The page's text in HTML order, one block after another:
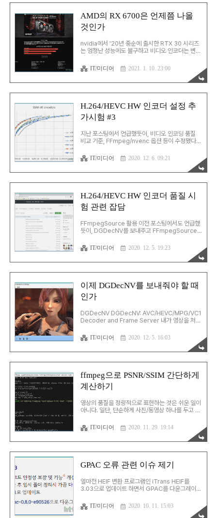
플러그인. MainConcept 사는 SDK, FFmpeg 플
러그인 등등 다양한 방식의 인코더를 판매한다. 가
장 중요한 기능은 QSV나 NVENC를 활용한
SW+HW 하이브리드 인코딩. 이 중 나에게 딱 맞는
단하는 방식은 언제나와 동일하다. 영상 하나를 다
양하게 인코딩해본 뒤 SSIM을 계산해보는 것..
AMD의 RX 6700은 언제쯤 나올
것인가
nvidia에서 '20년 중순에 출시한 RTX 30 시리즈
는 엄청난 성능에도 불구하고 비디오 인코더는 변화
수준이라 구매욕을 자극했지만, NVENC가 동일해
서 구매하지 않았다. 이후 경쟁사인 AMD에서 출시
한 RX 6000 시리즈는 이전 모델에 비해 비디오 인
가한 것 외엔 정보를 찾기 어렵고, MSU의 HW 인
코딩 테스트에선 AMD 제품이 대상에서 빠져있다.
그렇지만, 그간의 행보로 보아 추가적인 향상이 있
을 것으로 기대된다. 하지만, 현재 출시된 RX 6800
등은 너무 비싸서 엄두가 나지 않고 루머가 돌고 있
는 RX 6700을 기다리고 있다. 올해 CES에서 발표
할 것이란 얘기도 있고, 3월 말에..
IT/미디어 2021. 1. 10. 23:00
H.264/HEVC HW 인코더 설정 추
가시험 #3
지난 포스팅에서 언급했듯이, 비디오 인코딩 품질
비교 기준, FFmpeg/nvenc 옵션 등이 수정됐다.
옵션값을 다시 찾아야 했다. 이전 테스트와 같은 소
스에서 테스트를 다시 한 번 진행해봤다. 큰 틀에서
의 기준은 이전과 동일하다. FFmpeg의 가이드에
찾는 것. The range of the CRF scale is 0–51,
where 0 is lossless, 23 is the default, and
51 is worst quality possible. A lower value
generally leads to higher quality, and a
subjectively sane range is 1..
IT/미디어 2020. 12. 6. 09:21
H.264/HEVC HW 인코더 품질 시
험 관련 잡담
FFmpegSource 활용 이전 포스팅에서도 언급했
듯이, DGDecNV를 보내주고 FFmpegSource
되면 기존 환경으로는 영상 품질 비교가 제대로 이
루어지기 힘든 상황. ffmpeg nvenc의 cq 옵션 예
전 포스팅에서 언급한 내용인데, ffmpeg/nvenc
다. ffmpeg -i input.avs -c:v h264_nvenc -
preset slow -cq 22 -an out.mp4 하지만, 당
시에는 그 옵션은 정상적으로 동작하지 않았다. 대
신, 아래와 같은 옵션을 적용해야 되었다. ffmpeg
-i input.avs -c:v h264_nvenc -preset slow
-rc constqp -g..
IT/미디어 2020. 12. 5. 19:23
이제 DGDecNV를 보내줘야 할 때
인가
DGDecNV DGDecNV: AVC/HEVC/MPG/VC1
Decoder and Frame Server 내가 영상을 처리
다. 이 중 DGDecNV는 Donald Graft가 만든 유
료 프로그램으로, nVidia의 GPU를 활용해 비디오
를 읽어준다. 비디오를 프레임 단위로 처리하기 때
넣는 것도 가능하다. 유료지만 15$밖에 하지 않는
저렴한 가격은 덤이다. nVidia의 GPU만 지원하는
게 단점이지만, 어차피 지금 GPU는 nVidia가 지배
하기 때문에 별 영향도 없다. 무엇보다도 이 프로그
읽을 수 있다는 점이다. DGIndexNV로 비디오 파..
IT/미디어 2020. 12. 5. 16:03
ffmpeg으로 PSNR/SSIM 간단하게
계산하기
영상의 품질을 정량적으로 표현하는 것은 쉬운 일이
아니다. 일단, 단순하게 사진/동영상 하나를 두고 품
표현하려면 두 개의 사진/동영상을 두고 차이를 통
해 이를 계산해야 한다. 이걸 표현하는 방식은
PSNR, PSNR-HVS, PSNR-HVS-M, SSIM 등등
데, PSNR은 단순히 신호 대 잡음비를 계산하기 때
문에 영상 품질을 측정할 때 한계가 있다. 그래서 이
를 보완하기 위해 PSNR-HVS 등의 방식이 나오기
하는 방식이다. 이 방식은 PSNR과 아예 다른 접근
방식을 사용하며, 왜곡도를 측정할 수 있다. 이 값들
IT/미디어 2020. 11. 29. 19:14
GPAC 오류 관련 이슈 제기
얼마전 HEIF 변환 프로그램인 iTrans HEIF를
3.03으로 업데이트 하면서 GPAC를 다운그레이드
중에 문제가 발생하는 건 확실했기 때문이었다. 현
상을 제대로 파악하기 위해, 시간을 들여서
IT/미디어 2020. 10. 11. 15:03